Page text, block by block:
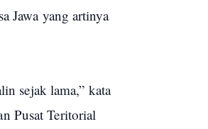
Jawa yang artinya
sejak lama,” kata
Pusat Teritorial